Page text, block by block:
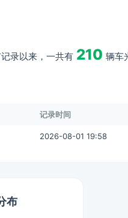
录以来，一共有 210 辆车
记录时间
2026-08-01 19:58
布